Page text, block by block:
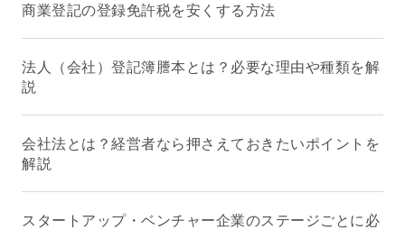
商業登記の登録免許税を安くする方法
法人（会社）登記簿謄本とは？必要な理由や種類を解
説
会社法とは？経営者なら押さえておきたいポイントを
解説
スタートアップ・ベンチャー企業のステージごとに必